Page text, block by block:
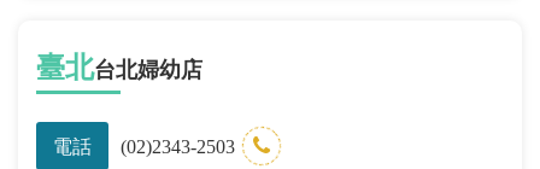
臺北台北婦幼店
電話 (02)2343-2503